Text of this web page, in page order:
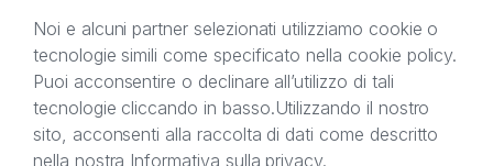
Il presente sito web è di proprietà di StreetLib S.r.l.
C.F. e P.IVA 05338720963. StreetLib S.r.l. è
titolare di tutti i diritti di proprietà intellettuale
afferenti ai marchi, loghi e segni distintivi presenti
sul sito web. Si invita l’utente a prendere visione
Noi e alcuni partner selezionati utilizziamo cookie o
tecnologie simili come specificato nella cookie policy.
Puoi acconsentire o declinare all’utilizzo di tali
tecnologie cliccando in basso.Utilizzando il nostro
sito, acconsenti alla raccolta di dati come descritto
nella nostra Informativa sulla privacy.